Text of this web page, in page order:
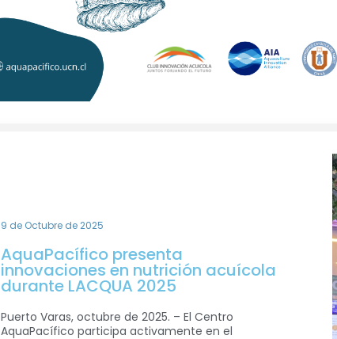
9 de Octubre de 2025
AquaPacífico presenta
innovaciones en nutrición acuícola
durante LACQUA 2025
Puerto Varas, octubre de 2025. – El Centro
AquaPacífico participa activamente en el